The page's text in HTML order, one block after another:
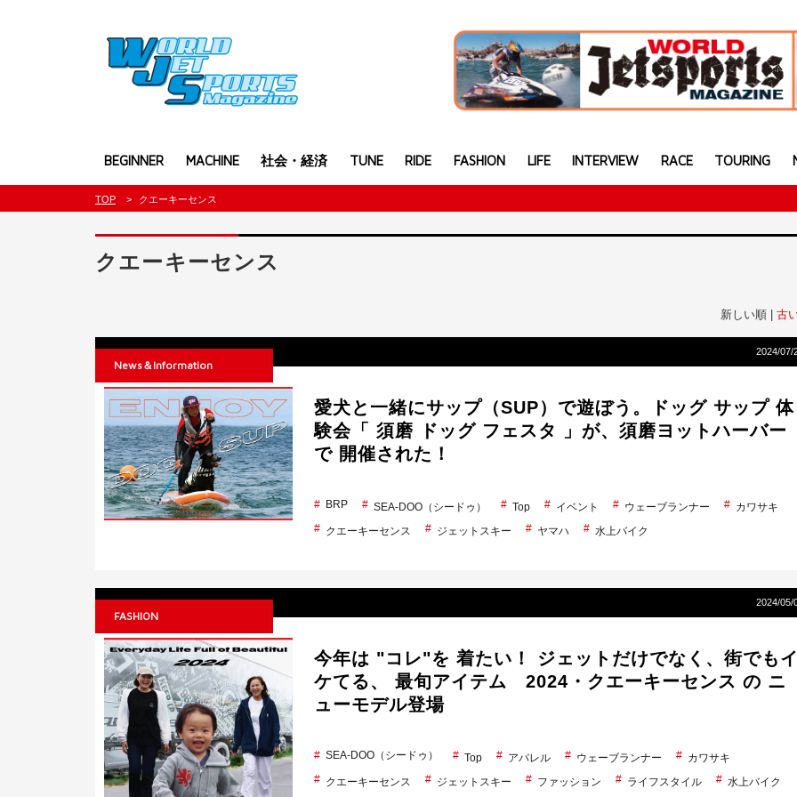
BEGINNER MACHINE 社会・経済 TUNE RIDE FASHION LIFE INTERVIEW RACE TOURING
TOP クエーキーセンス
クエーキーセンス
新しい順 | 古
2024/07/
News＆Information
愛犬と一緒にサップ（SUP）で遊ぼう。ドッグ サップ 体
験会「 須磨 ドッグ フェスタ 」が、須磨ヨットハーバー
で 開催された！
BRP SEA-DOO（シードゥ） Top イベント ウェーブランナー
カワサキ
クエーキーセンス
ジェットスキー ヤマハ 水上バイク
2024/05/
FASHION
今年は "コレ"を 着たい！ ジェットだけでなく、街でも
ケてる、 最旬アイテム 2024・クエーキーセンス の ニ
ューモデル登場
SEA-DOO（シードゥ） Top アパレル ウェーブランナー
カワサキ
クエーキーセンス
ジェットスキー ファッション ライフスタイル 水上バイク